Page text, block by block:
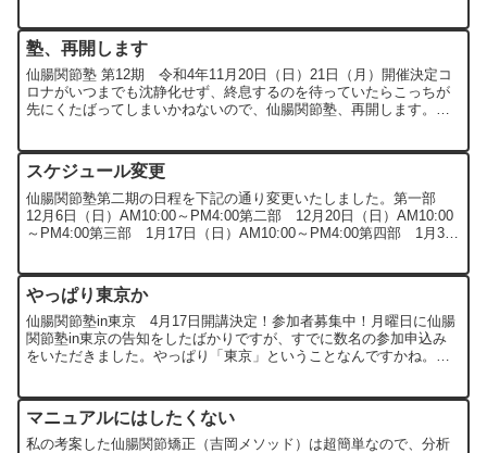
塾、再開します
仙腸関節塾 第12期 令和4年11月20日（日）21日（月）開催決定コ
ロナがいつまでも沈静化せず、終息するのを待っていたらこっちが
先にくたばってしまいかねないので、仙腸関節塾、再開します。中
スケジュール変更
仙腸関節塾第二期の日程を下記の通り変更いたしました。第一部
12月6日（日）AM10:00～PM4:00第二部 12月20日（日）AM10:00
～PM4:00第三部 1月17日（日）AM10:00～PM4:00第四部 1月31
やっぱり東京か
仙腸関節塾in東京 4月17日開講決定！参加者募集中！月曜日に仙腸
関節塾in東京の告知をしたばかりですが、すでに数名の参加申込み
をいただきました。やっぱり「東京」ということなんですかね。今
マニュアルにはしたくない
私の考案した仙腸関節矯正（吉岡メソッド）は超簡単なので、分析